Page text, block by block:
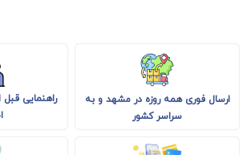
ارسال فوری همه روزه در مشهد و به
سراسر کشور
راهنمایی